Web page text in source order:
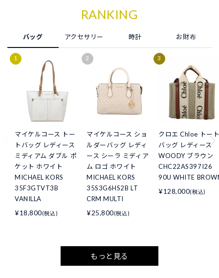
RANKING
バッグ アクセサリー 時計 お財布
マイケルコース トー
トバッグ レディース
ミディアム ダブル ポ
ケット ホワイト
MICHAEL KORS
35F3GTVT3B
VANILLA
¥18,800(税込)
マイケルコース ショ
ルダーバッグ レディ
ース シーラ ミディア
ム ロゴ ホワイト
MICHAEL KORS
35S3G6HS2B LT
CRM MULTI
¥25,800(税込)
クロエ Chloe トー
バッグ レディース
WOODY ブラウン
CHC22AS397I26
90U WHITE
¥128,000(税込)
もっと見る